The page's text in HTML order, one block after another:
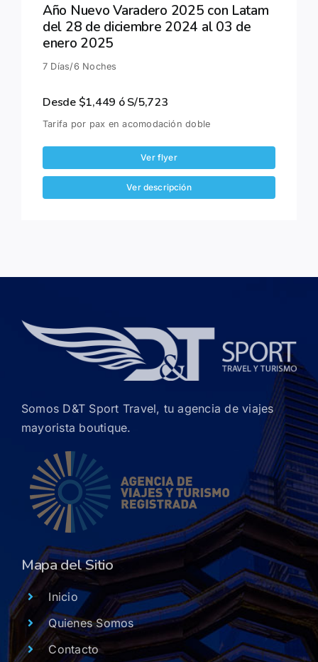
Año Nuevo Varadero 2025 con Latam
del 28 de diciembre 2024 al 03 de
enero 2025
7 Días/6 Noches
Desde $1,449 ó S/5,723
Tarifa por pax en acomodación doble
Ver flyer
Ver descripción
Somos D&T Sport Travel, tu agencia de viajes
mayorista boutique.
Mapa del Sitio
Inicio
Quienes Somos
Contacto